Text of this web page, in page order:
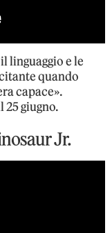
linguaggio e le
quando
capace».
25 giugno.
Jr.